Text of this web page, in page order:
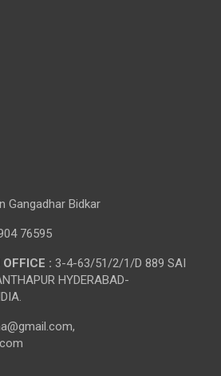
Gangadhar Bidkar
76595
: 3-4-63/51/2/1/D 889 SAI
HYDERABAD-